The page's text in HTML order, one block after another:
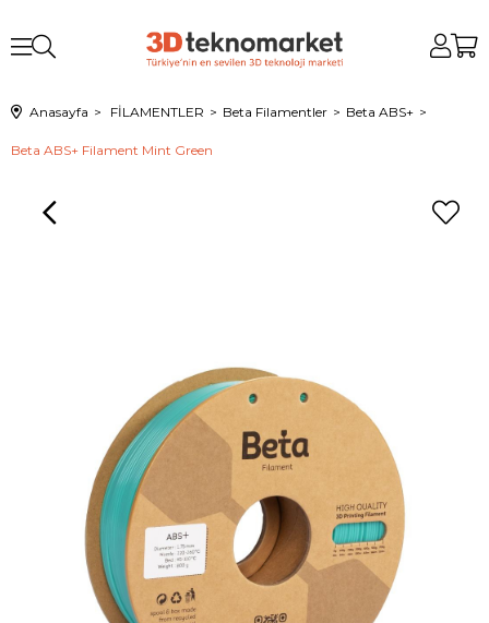
Anasayfa FİLAMENTLER Beta Filamentler Beta ABS+
Beta ABS+ Filament Mint Green